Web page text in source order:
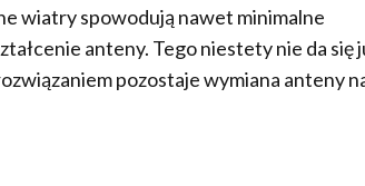
wiatry spowodują nawet minimalne
anteny. Tego niestety nie da się
pozostaje wymiana anteny